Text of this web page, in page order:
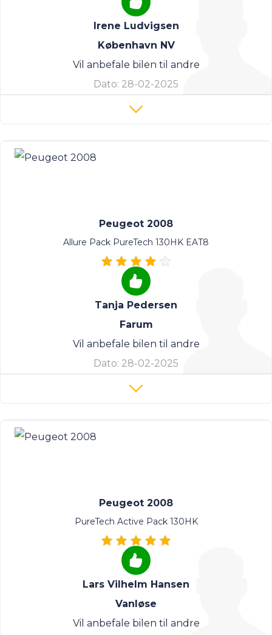
Irene Ludvigsen
København NV
Vil anbefale bilen til andre
Dato: 28-02-2025
Peugeot 2008
Allure Pack PureTech 130HK EAT8
Tanja Pedersen
Farum
Vil anbefale bilen til andre
Dato: 28-02-2025
Peugeot 2008
PureTech Active Pack 130HK
Lars Vilhelm Hansen
Vanløse
Vil anbefale bilen til andre